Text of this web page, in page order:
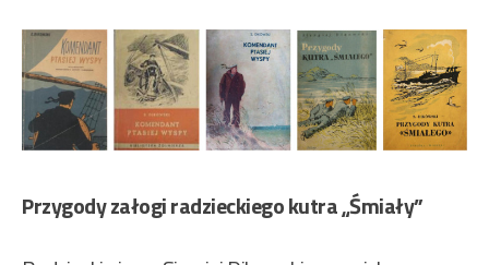
Przygody załogi radzieckiego kutra „Śmiały”